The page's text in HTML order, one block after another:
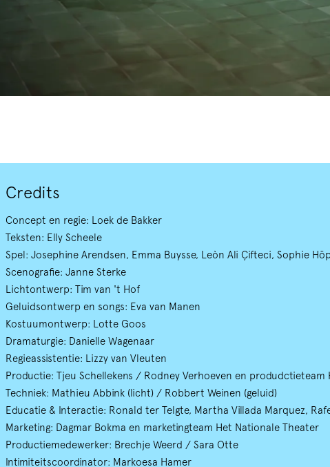
Credits
Concept en regie: Loek de Bakker
Teksten: Elly Scheele
Spel: Josephine Arendsen, Emma Buysse, Leòn Ali Çifteci, Sophie
Scenografie: Janne Sterke
Lichtontwerp: Tim van 't Hof
Geluidsontwerp en songs: Eva van Manen
Kostuumontwerp: Lotte Goos
Dramaturgie: Danielle Wagenaar
Regieassistentie: Lizzy van Vleuten
Productie: Tjeu Schellekens / Rodney Verhoeven en produdctieteam
Techniek: Mathieu Abbink (licht) / Robbert Weinen (geluid)
Educatie & Interactie: Ronald ter Telgte, Martha Villada Marquez,
Marketing: Dagmar Bokma en marketingteam Het Nationale Theater
Productiemedewerker: Brechje Weerd / Sara Otte
Intimiteitscoordinator: Markoesa Hamer